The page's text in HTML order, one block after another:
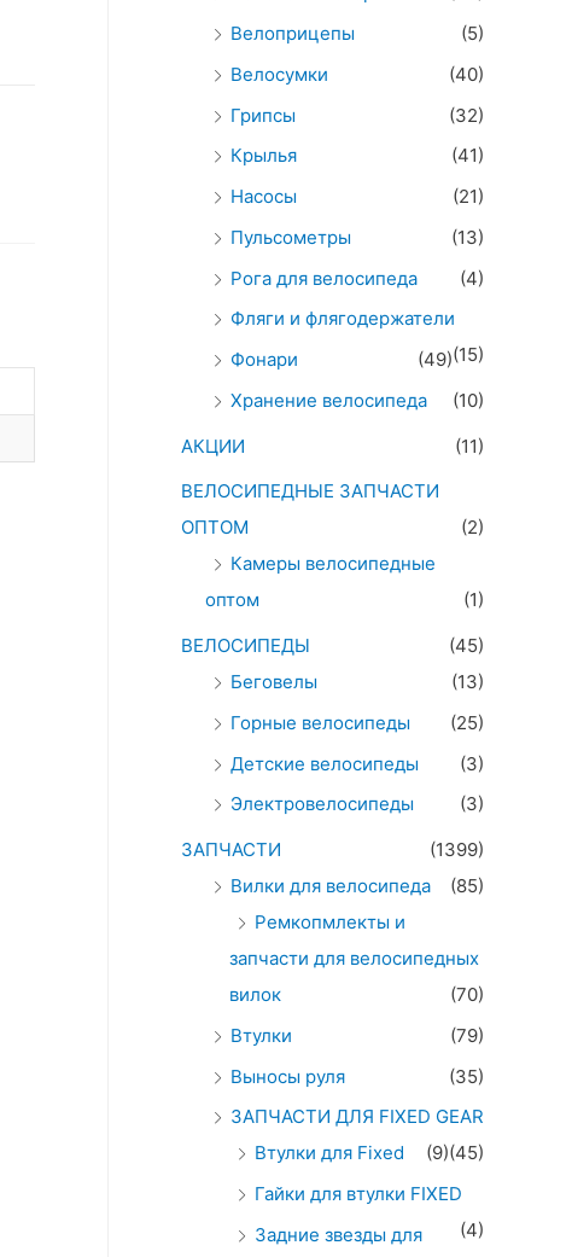
Велоприцепы
(5)
Велосумки
(40)
Грипсы
(32)
Крылья
(41)
Насосы
(21)
Пульсометры
(13)
Рога для велосипеда
(4)
Фляги и флягодержатели
(15)
Фонари
(49)
Хранение велосипеда
(10)
АКЦИИ
(11)
ВЕЛОСИПЕДНЫЕ ЗАПЧАСТИ
ОПТОМ
(2)
Камеры велосипедные
оптом
(1)
ВЕЛОСИПЕДЫ
(45)
Беговелы
(13)
Горные велосипеды
(25)
Детские велосипеды
(3)
Электровелосипеды
(3)
ЗАПЧАСТИ
(1399)
Вилки для велосипеда
(85)
Ремкопмлекты и
запчасти для велосипедных
вилок
(70)
Втулки
(79)
Выносы руля
(35)
ЗАПЧАСТИ ДЛЯ FIXED GEAR
(45)
Втулки для Fixed
(9)
Гайки для втулки FIXED
(4)
Задние звезды для